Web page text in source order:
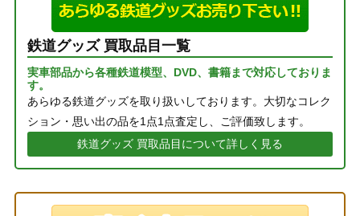
鉄道グッズ 買取品目一覧
実車部品から各種鉄道模型、DVD、書籍まで対応しておりま
す。
あらゆる鉄道グッズを取り扱いしております。大切なコレク
ション・思い出の品を1点1点査定し、ご評価致します。
鉄道グッズ 買取品目について詳しく見る